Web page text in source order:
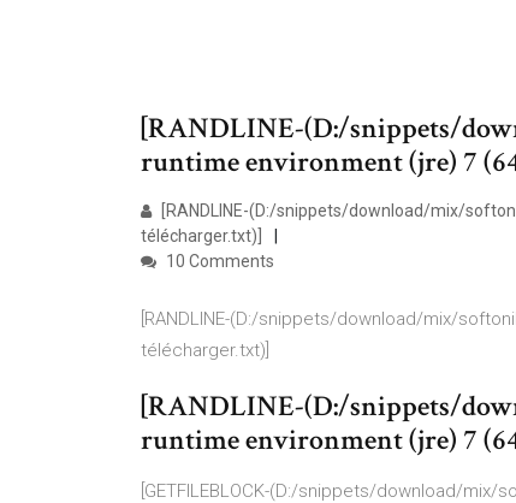
[RANDLINE-(D:/snippets/
runtime environment (jre) 7
[RANDLINE-(D:/snippets/download/mix/
télécharger.txt)]
10 Comments
[RANDLINE-(D:/snippets/download/mix/
télécharger.txt)]
[RANDLINE-(D:/snippets/
runtime environment (jre) 7
[GETFILEBLOCK-(D:/snippets/download/